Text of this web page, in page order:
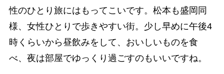
性のひとり旅にはもってこいです。松本も盛岡同
様、女性ひとりで歩きやすい街。少し早めに午後4
時くらいから昼飲みをして、おいしいものを食
べ、夜は部屋でゆっくり過ごすのもいいですね。